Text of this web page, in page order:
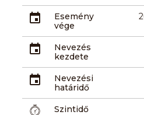
Esemény
vége
Nevezés
kezdete
Nevezési
határidő
Szintidő